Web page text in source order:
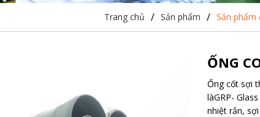
Trang chủ / Sản phẩm / Sản phẩm
ỐNG
Ống cốt sợi
làGRP-
nhiệt rắn,